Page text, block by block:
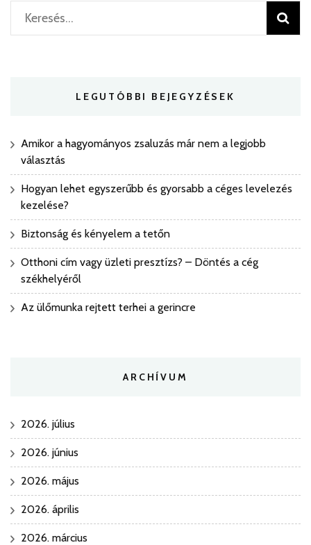
Keresés:
LEGUTÓBBI BEJEGYZÉSEK
Amikor a hagyományos zsaluzás már nem a legjobb
választás
Hogyan lehet egyszerűbb és gyorsabb a céges levelezés
kezelése?
Biztonság és kényelem a tetőn
Otthoni cím vagy üzleti presztízs? – Döntés a cég
székhelyéről
Az ülőmunka rejtett terhei a gerincre
ARCHÍVUM
2026. július
2026. június
2026. május
2026. április
2026. március